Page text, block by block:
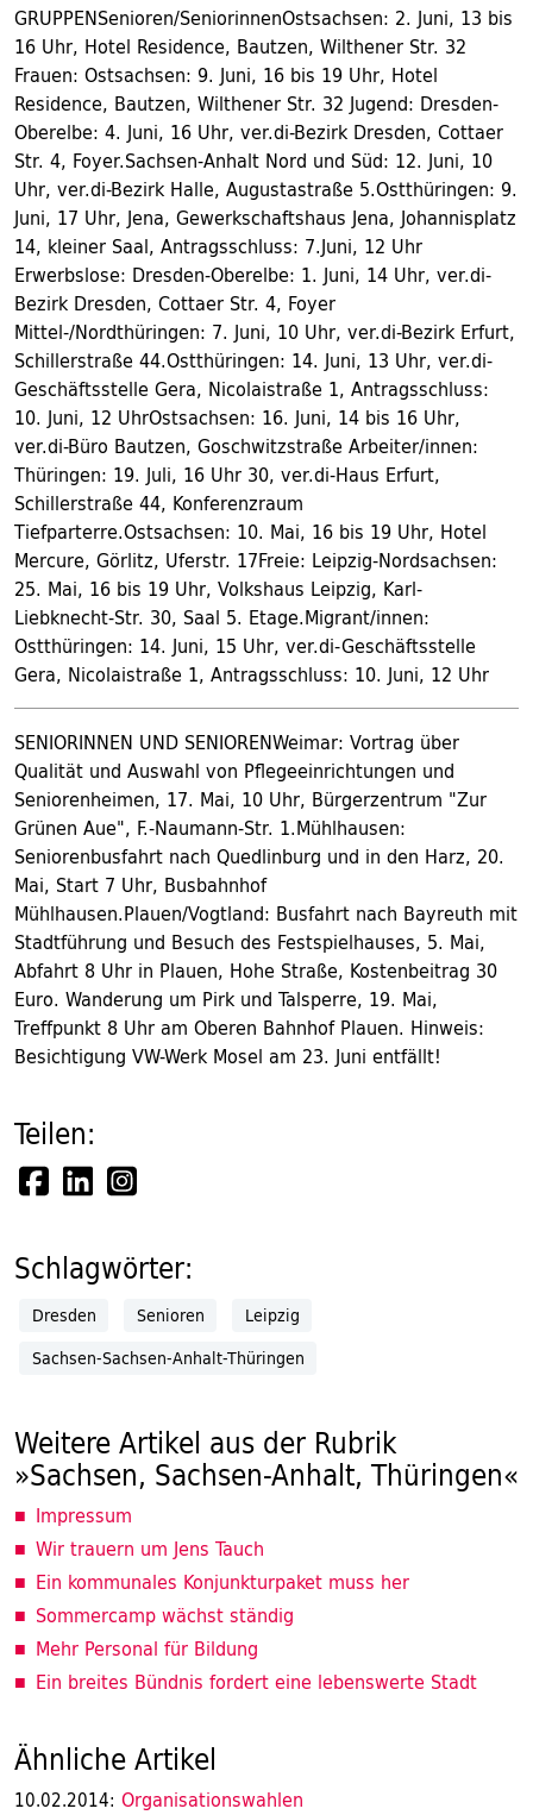
GRUPPENSenioren/SeniorinnenOstsachsen: 2. Juni, 13 bis
16 Uhr, Hotel Residence, Bautzen, Wilthener Str. 32
Frauen: Ostsachsen: 9. Juni, 16 bis 19 Uhr, Hotel
Residence, Bautzen, Wilthener Str. 32 Jugend: Dresden-
Oberelbe: 4. Juni, 16 Uhr, ver.di-Bezirk Dresden, Cottaer
Str. 4, Foyer.Sachsen-Anhalt Nord und Süd: 12. Juni, 10
Uhr, ver.di-Bezirk Halle, Augustastraße 5.Ostthüringen: 9.
Juni, 17 Uhr, Jena, Gewerkschaftshaus Jena, Johannisplatz
14, kleiner Saal, Antragsschluss: 7.Juni, 12 Uhr
Erwerbslose: Dresden-Oberelbe: 1. Juni, 14 Uhr, ver.di-
Bezirk Dresden, Cottaer Str. 4, Foyer
Mittel-/Nordthüringen: 7. Juni, 10 Uhr, ver.di-Bezirk Erfurt,
Schillerstraße 44.Ostthüringen: 14. Juni, 13 Uhr, ver.di-
Geschäftsstelle Gera, Nicolaistraße 1, Antragsschluss:
10. Juni, 12 UhrOstsachsen: 16. Juni, 14 bis 16 Uhr,
ver.di-Büro Bautzen, Goschwitzstraße Arbeiter/innen:
Thüringen: 19. Juli, 16 Uhr 30, ver.di-Haus Erfurt,
Schillerstraße 44, Konferenzraum
Tiefparterre.Ostsachsen: 10. Mai, 16 bis 19 Uhr, Hotel
Mercure, Görlitz, Uferstr. 17Freie: Leipzig-Nordsachsen:
25. Mai, 16 bis 19 Uhr, Volkshaus Leipzig, Karl-
Liebknecht-Str. 30, Saal 5. Etage.Migrant/innen:
Ostthüringen: 14. Juni, 15 Uhr, ver.di-Geschäftsstelle
Gera, Nicolaistraße 1, Antragsschluss: 10. Juni, 12 Uhr
SENIORINNEN UND SENIORENWeimar: Vortrag über
Qualität und Auswahl von Pflegeeinrichtungen und
Seniorenheimen, 17. Mai, 10 Uhr, Bürgerzentrum "Zur
Grünen Aue", F.-Naumann-Str. 1.Mühlhausen:
Seniorenbusfahrt nach Quedlinburg und in den Harz, 20.
Mai, Start 7 Uhr, Busbahnhof
Mühlhausen.Plauen/Vogtland: Busfahrt nach Bayreuth mit
Stadtführung und Besuch des Festspielhauses, 5. Mai,
Abfahrt 8 Uhr in Plauen, Hohe Straße, Kostenbeitrag 30
Euro. Wanderung um Pirk und Talsperre, 19. Mai,
Treffpunkt 8 Uhr am Oberen Bahnhof Plauen. Hinweis:
Besichtigung VW-Werk Mosel am 23. Juni entfällt!
Teilen:
Schlagwörter:
Dresden Senioren
Leipzig
Sachsen-Sachsen-Anhalt-Thüringen
Weitere Artikel aus der Rubrik
»Sachsen, Sachsen-Anhalt, Thüringen«
Impressum
Wir trauern um Jens Tauch
Ein kommunales Konjunkturpaket muss her
Sommercamp wächst ständig
Mehr Personal für Bildung
Ein breites Bündnis fordert eine lebenswerte Stadt
Ähnliche Artikel
10.02.2014: Organisationswahlen